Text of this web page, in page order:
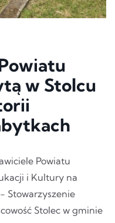
w Stolcu
Powiatu
i Kultury na
Stowarzyszenie
Stolec w gminie